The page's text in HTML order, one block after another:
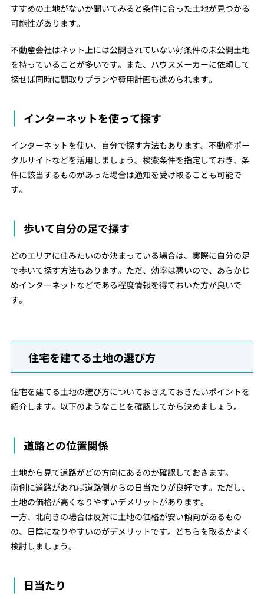
すすめの土地がないか聞いてみると条件に合った土地が見つかる
可能性があります。
不動産会社はネット上には公開されていない好条件の未公開土地
を持っていることが多いです。また、ハウスメーカーに依頼して
探せば同時に間取りプランや費用計画も進められます。
インターネットを使って探す
インターネットを使い、自分で探す方法もあります。不動産ポー
タルサイトなどを活用しましょう。検索条件を指定しておき、条
件に該当するものがあった場合は通知を受け取ることも可能で
す。
歩いて自分の足で探す
どのエリアに住みたいのか決まっている場合は、実際に自分の足
で歩いて探す方法もあります。ただ、効率は悪いので、あらかじ
めインターネットなどである程度情報を得ておいた方が良いで
す。
住宅を建てる土地の選び方
住宅を建てる土地の選び方についておさえておきたいポイントを
紹介します。以下のようなことを確認してから決めましょう。
道路との位置関係
土地から見て道路がどの方向にあるのか確認しておきます。
南側に道路があれば道路側からの日当たりが良好です。ただし、
土地の価格が高くなりやすいデメリットがあります。
一方、北向きの場合は反対に土地の価格が安い傾向があるもの
の、日陰になりやすいのがデメリットです。どちらを取るかよく
検討しましょう。
日当たり